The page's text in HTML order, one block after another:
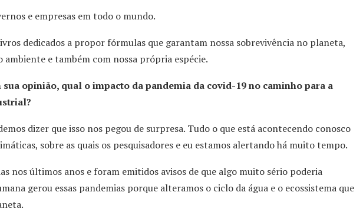
e empresas em todo o mundo.
dedicados a propor fórmulas que garantam nossa sobrevivência no planeta,
e também com nossa própria espécie.
sua opinião, qual o impacto da pandemia da covid-19 no caminho para a
dizer que isso nos pegou de surpresa. Tudo o que está acontecendo conosco
sobre as quais os pesquisadores e eu estamos alertando há muito tempo.
nos últimos anos e foram emitidos avisos de que algo muito sério poderia
gerou essas pandemias porque alteramos o ciclo da água e o ecossistema que